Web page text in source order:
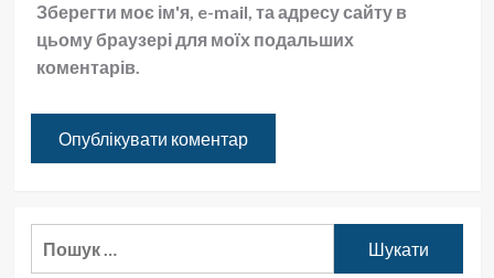
Зберегти моє ім'я, e-mail, та адресу сайту в
цьому браузері для моїх подальших
коментарів.